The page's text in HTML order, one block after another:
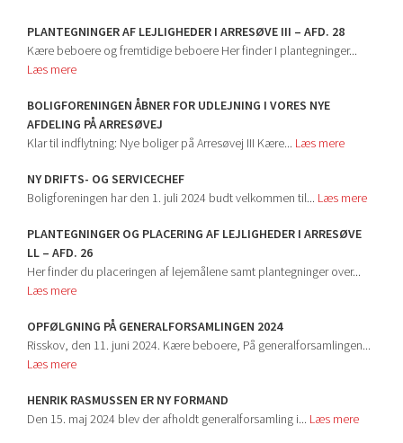
PLANTEGNINGER AF LEJLIGHEDER I ARRESØVE III – AFD. 28
Kære beboere og fremtidige beboere Her finder I plantegninger...
Læs mere
BOLIGFORENINGEN ÅBNER FOR UDLEJNING I VORES NYE
AFDELING PÅ ARRESØVEJ
Klar til indflytning: Nye boliger på Arresøvej III Kære... Læs mere
NY DRIFTS- OG SERVICECHEF
Boligforeningen har den 1. juli 2024 budt velkommen til... Læs mere
PLANTEGNINGER OG PLACERING AF LEJLIGHEDER I ARRESØVE
LL – AFD. 26
Her finder du placeringen af lejemålene samt plantegninger over...
Læs mere
OPFØLGNING PÅ GENERALFORSAMLINGEN 2024
Risskov, den 11. juni 2024. Kære beboere, På generalforsamlingen...
Læs mere
HENRIK RASMUSSEN ER NY FORMAND
Den 15. maj 2024 blev der afholdt generalforsamling i... Læs mere